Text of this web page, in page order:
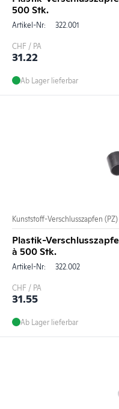
500 Stk.
Artikel-Nr: 322.001
CHF / PA
31.22
Ab Lager lieferbar
Kunststoff-Verschlusszapfen (PZ)
Plastik-
à 500 Stk.
Artikel-Nr: 322.002
CHF / PA
31.55
Ab Lager lieferbar